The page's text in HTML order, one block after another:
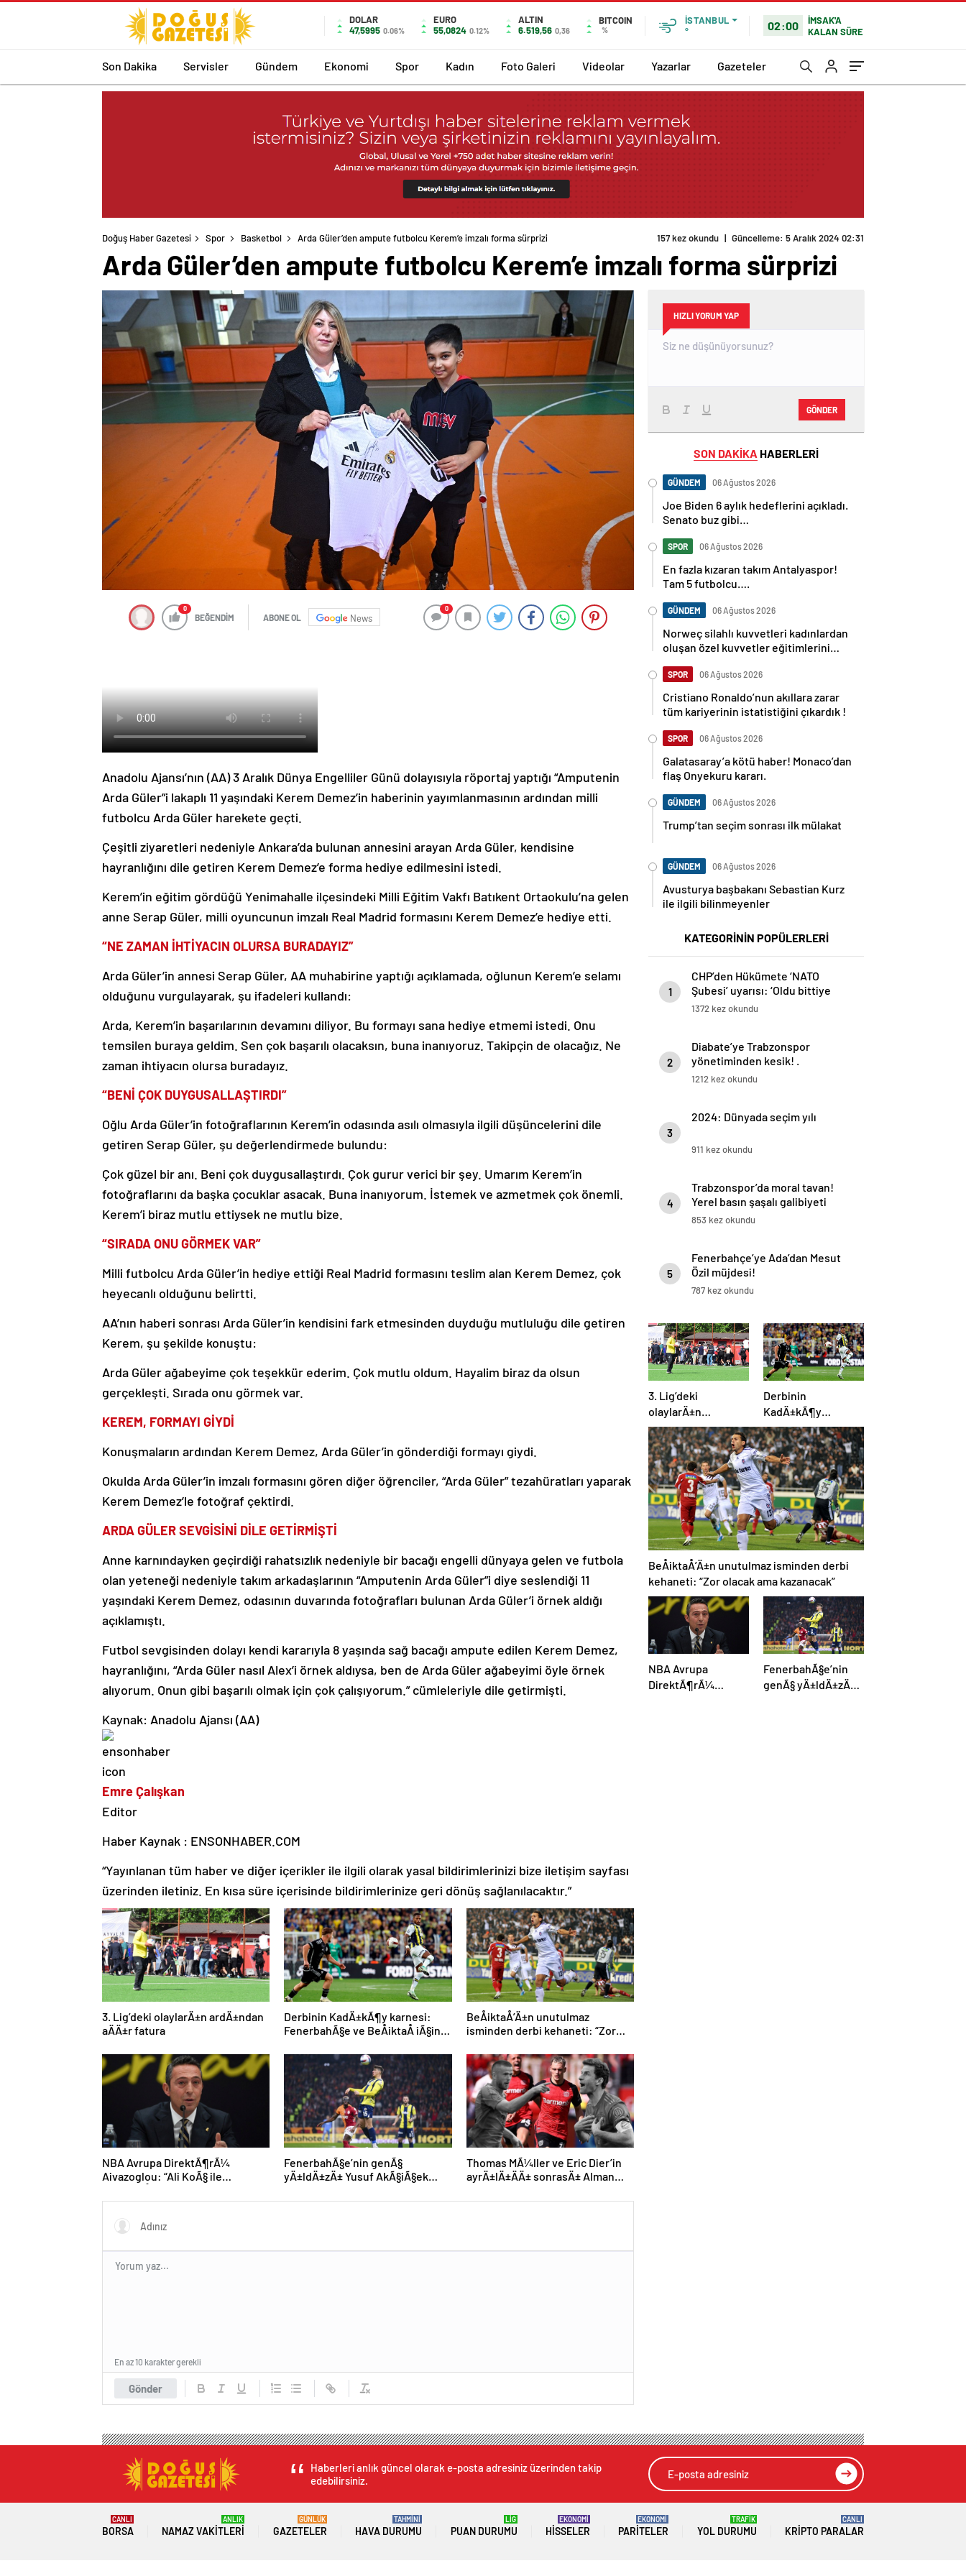
DOLAR
47,5995 0.06%
EURO
55,0824 0.12%
ALTIN
6.519,56 0,36
BITCOIN
%
İSTANBUL
°
02:00
İMSAK'A
KALAN SÜRE
Son Dakika Servisler Gündem Ekonomi Spor Kadın Foto Galeri Videolar Yazarlar Gazeteler
Doğuş Haber Gazetesi Spor Basketbol Arda Güler’den ampute futbolcu Kerem’e imzalı forma sürprizi 157 kez okundu | Güncelleme: 5 Aralık 2024 02:31
Arda Güler’den ampute futbolcu Kerem’e imzalı forma sürprizi
0
BEĞENDİM ABONE OL News
0
Anadolu Ajansı’nın (AA) 3 Aralık Dünya Engelliler Günü dolayısıyla röportaj yaptığı “Amputenin
Arda Güler”i lakaplı 11 yaşındaki Kerem Demez’in haberinin yayımlanmasının ardından milli
futbolcu Arda Güler harekete geçti.
Çeşitli ziyaretleri nedeniyle Ankara’da bulunan annesini arayan Arda Güler, kendisine
hayranlığını dile getiren Kerem Demez’e forma hediye edilmesini istedi.
Kerem’in eğitim gördüğü Yenimahalle ilçesindeki Milli Eğitim Vakfı Batıkent Ortaokulu’na gelen
anne Serap Güler, milli oyuncunun imzalı Real Madrid formasını Kerem Demez’e hediye etti.
“NE ZAMAN İHTİYACIN OLURSA BURADAYIZ”
Arda Güler’in annesi Serap Güler, AA muhabirine yaptığı açıklamada, oğlunun Kerem’e selamı
olduğunu vurgulayarak, şu ifadeleri kullandı:
Arda, Kerem’in başarılarının devamını diliyor. Bu formayı sana hediye etmemi istedi. Onu
temsilen buraya geldim. Sen çok başarılı olacaksın, buna inanıyoruz. Takipçin de olacağız. Ne
zaman ihtiyacın olursa buradayız.
“BENİ ÇOK DUYGUSALLAŞTIRDI”
Oğlu Arda Güler’in fotoğraflarının Kerem’in odasında asılı olmasıyla ilgili düşüncelerini dile
getiren Serap Güler, şu değerlendirmede bulundu:
Çok güzel bir anı. Beni çok duygusallaştırdı. Çok gurur verici bir şey. Umarım Kerem’in
fotoğraflarını da başka çocuklar asacak. Buna inanıyorum. İstemek ve azmetmek çok önemli.
Kerem’i biraz mutlu ettiysek ne mutlu bize.
“SIRADA ONU GÖRMEK VAR”
Milli futbolcu Arda Güler’in hediye ettiği Real Madrid formasını teslim alan Kerem Demez, çok
heyecanlı olduğunu belirtti.
AA’nın haberi sonrası Arda Güler’in kendisini fark etmesinden duyduğu mutluluğu dile getiren
Kerem, şu şekilde konuştu:
Arda Güler ağabeyime çok teşekkür ederim. Çok mutlu oldum. Hayalim biraz da olsun
gerçekleşti. Sırada onu görmek var.
KEREM, FORMAYI GİYDİ
Konuşmaların ardından Kerem Demez, Arda Güler’in gönderdiği formayı giydi.
Okulda Arda Güler’in imzalı formasını gören diğer öğrenciler, “Arda Güler” tezahüratları yaparak
Kerem Demez’le fotoğraf çektirdi.
ARDA GÜLER SEVGİSİNİ DİLE GETİRMİŞTİ
Anne karnındayken geçirdiği rahatsızlık nedeniyle bir bacağı engelli dünyaya gelen ve futbola
olan yeteneği nedeniyle takım arkadaşlarının “Amputenin Arda Güler”i diye seslendiği 11
yaşındaki Kerem Demez, odasının duvarında fotoğrafları bulunan Arda Güler’i örnek aldığı
açıklamıştı.
Futbol sevgisinden dolayı kendi kararıyla 8 yaşında sağ bacağı ampute edilen Kerem Demez,
hayranlığını, “Arda Güler nasıl Alex’i örnek aldıysa, ben de Arda Güler ağabeyimi öyle örnek
alıyorum. Onun gibi başarılı olmak için çok çalışıyorum.” cümleleriyle dile getirmişti.
Kaynak: Anadolu Ajansı (AA)
Emre Çalışkan
Editor
Haber Kaynak : ENSONHABER.COM
“Yayınlanan tüm haber ve diğer içerikler ile ilgili olarak yasal bildirimlerinizi bize iletişim sayfası
üzerinden iletiniz. En kısa süre içerisinde bildirimlerinize geri dönüş sağlanılacaktır.”
3. Lig’deki olaylarÄ±n ardÄ±ndan
aÄÄ±r fatura
Derbinin KadÄ±kÃ¶y karnesi:
FenerbahÃ§e ve BeÅiktaÅ iÃ§in
BeÅiktaÅ’Ä±n unutulmaz
isminden derbi kehaneti: “Zor
NBA Avrupa DirektÃ¶rÃ¼
Aivazoglou: “Ali KoÃ§ ile
FenerbahÃ§e’nin genÃ§
yÄ±ldÄ±zÄ± Yusuf AkÃ§iÃ§ek
edebilir
Thomas MÃ¼ller ve Eric Dier’in
ayrÄ±lÄ±ÄÄ± sonrasÄ± Alman
Gönder
En az 10 karakter gerekli
HIZLI YORUM YAP
GÖNDER
SON DAKİKA HABERLERİ
GÜNDEM 06 Ağustos 2026
Joe Biden 6 aylık hedeflerini açıkladı.
Senato buz gibi…
SPOR 06 Ağustos 2026
En fazla kızaran takım Antalyaspor!
Tam 5 futbolcu….
GÜNDEM 06 Ağustos 2026
Norweç silahlı kuvvetleri kadınlardan
oluşan özel kuvvetler eğitimlerini
SPOR 06 Ağustos 2026
Cristiano Ronaldo’nun akıllara zarar
tüm kariyerinin istatistiğini çıkardık !
SPOR 06 Ağustos 2026
Galatasaray’a kötü haber! Monaco’dan
flaş Onyekuru kararı.
GÜNDEM 06 Ağustos 2026
Trump’tan seçim sonrası ilk mülakat
GÜNDEM 06 Ağustos 2026
Avusturya başbakanı Sebastian Kurz
ile ilgili bilinmeyenler
KATEGORİNİN POPÜLERLERİ
1
CHP’den Hükümete ‘NATO
Şubesi’ uyarısı: ‘Oldu bittiye
getirmeyin’
1372 kez okundu
2
Diabate’ye Trabzonspor
yönetiminden kesik! .
1212 kez okundu
3
2024: Dünyada seçim yılı
911 kez okundu
4
Trabzonspor’da moral tavan!
Yerel basın şaşalı galibiyeti
manşetlerine böyle taşıdı…
853 kez okundu
5
Fenerbahçe’ye Ada’dan Mesut
Özil müjdesi!
787 kez okundu
3. Lig’deki
olaylarÄ±n
ardÄ±ndan aÄÄ±r
fatura
Derbinin
KadÄ±kÃ¶y
karnesi:
FenerbahÃ§e ve
BeÅiktaÅ iÃ§in
dikkat
Ã§ekenÂ sayÄ±
BeÅiktaÅ’Ä±n unutulmaz isminden derbi
kehaneti: “Zor olacak ama kazanacak”
NBA Avrupa
DirektÃ¶rÃ¼
FenerbahÃ§e’nin
genÃ§ yÄ±ldÄ±zÄ±
Haberleri anlık güncel olarak e-posta adresiniz üzerinden takip
edebilirsiniz.
BORSA
CANLI
NAMAZ VAKITLERI
ANLIK
GAZETELER
GÜNLÜK
HAVA DURUMU
TAHMİNİ
PUAN DURUMU
LİG
HISSELER
EKONOMİ
PARITELER
EKONOMİ
YOL DURUMU
TRAFİK
KRIPTO PARALAR
CANLI